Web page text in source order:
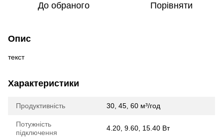
До обраного Порівняти
Опис
текст
Характеристики
Продуктивність 30, 45, 60 м³/год
Потужність
підключення
4.20, 9.60, 15.40 Вт